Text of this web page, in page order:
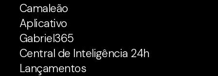
Camaleão
Aplicativo
Gabriel365
Central de Inteligência 24h
Lançamentos